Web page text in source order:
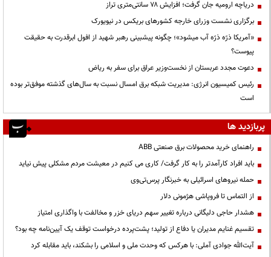
دریاچه ارومیه جان گرفت؛ افزایش ۷۸ سانتی‌متری تراز
برگزاری نشست وزرای خارجه کشورهای بریکس در نیویورک
«آمریکا ذرّه ذرّه آب میشود»؛ چگونه پیشبینی رهبر شهید از افول ابرقدرت به حقیقت
پیوست؟
دعوت مجدد عربستان از نخست‌وزیر عراق برای سفر به ریاض
رئیس کمیسیون انرژی: مدیریت شبکه برق امسال نسبت به سال‌های گذشته موفق‌تر بوده
است
پربازدید ها
راهنمای خرید محصولات برق صنعتی ABB
باید افراد کارآمدتر را به کار گرفت/ کاری می کنیم در معیشت مردم مشکلی پیش نیاید
حمله نیروهای اسرائیلی به خبرنگار پرس‌تی‌وی
از التماس تا فروپاشی هژمونی دلار
هشدار حاجی دلیگانی درباره تغییر سهم دریای خزر و مخالفت با واگذاری امتیاز
تقسیم غنایم مدیران یا دفاع از تولید؛ پشت‌پرده درخواست توقف یک آیین‌نامه چه بود؟
آیت‌الله جوادی آملی: با هرکس که وحدت ملی و اسلامی را بشکند، باید مقابله کرد